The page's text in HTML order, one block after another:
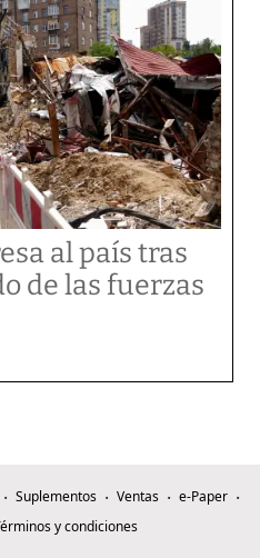
al país tras
de las fuerzas
Suplementos Ventas
e-Paper
y condiciones